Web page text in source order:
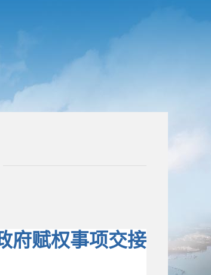
府赋权事项交接